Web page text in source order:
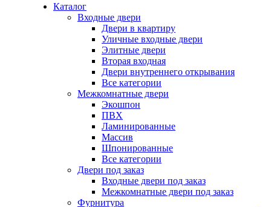
Каталог
Входные двери
Двери в квартиру
Уличные входные двери
Элитные двери
Вторая входная
Двери внутреннего открывания
Все категории
Межкомнатные двери
Экошпон
ПВХ
Ламинированные
Массив
Шпонированные
Все категории
Двери под заказ
Входные двери под заказ
Межкомнатные двери под заказ
Фурнитура